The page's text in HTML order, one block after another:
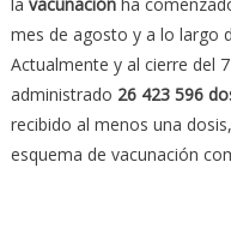
mes de agosto y a lo largo
Actualmente y al cierre del
administrado 26 423 596
recibido al menos una
esquema de vacunación